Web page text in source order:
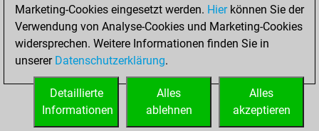
Türme auf der siebten
0
STARTSEITE
Marketing-Cookies eingesetzt werden. Hierkönnen Sie der
Verwendung von Analyse-Cookies und Marketing-Cookies
widersprechen. Weitere Informationen finden Sie in
unserer Datenschutzerklärung.
Alles
akzeptieren
Alles
ablehnen
Detaillierte
Informationen